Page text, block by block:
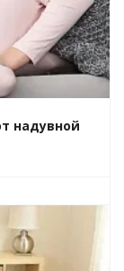
надувной